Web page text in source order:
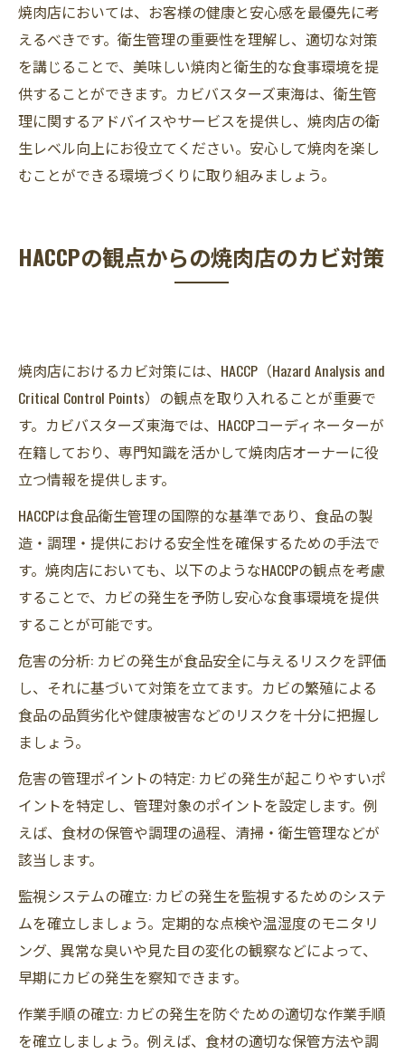
焼肉店においては、お客様の健康と安心感を最優先に考
えるべきです。衛生管理の重要性を理解し、適切な対策
を講じることで、美味しい焼肉と衛生的な食事環境を提
供することができます。カビバスターズ東海は、衛生管
理に関するアドバイスやサービスを提供し、焼肉店の衛
生レベル向上にお役立てください。安心して焼肉を楽し
むことができる環境づくりに取り組みましょう。
HACCPの観点からの焼肉店のカビ対策
焼肉店におけるカビ対策には、HACCP（Hazard Analysis and
Critical Control Points）の観点を取り入れることが重要で
す。カビバスターズ東海では、HACCPコーディネーターが
在籍しており、専門知識を活かして焼肉店オーナーに役
立つ情報を提供します。
HACCPは食品衛生管理の国際的な基準であり、食品の製
造・調理・提供における安全性を確保するための手法で
す。焼肉店においても、以下のようなHACCPの観点を考慮
することで、カビの発生を予防し安心な食事環境を提供
することが可能です。
危害の分析: カビの発生が食品安全に与えるリスクを評価
し、それに基づいて対策を立てます。カビの繁殖による
食品の品質劣化や健康被害などのリスクを十分に把握し
ましょう。
危害の管理ポイントの特定: カビの発生が起こりやすいポ
イントを特定し、管理対象のポイントを設定します。例
えば、食材の保管や調理の過程、清掃・衛生管理などが
該当します。
監視システムの確立: カビの発生を監視するためのシステ
ムを確立しましょう。定期的な点検や温湿度のモニタリ
ング、異常な臭いや見た目の変化の観察などによって、
早期にカビの発生を察知できます。
作業手順の確立: カビの発生を防ぐための適切な作業手順
を確立しましょう。例えば、食材の適切な保管方法や調